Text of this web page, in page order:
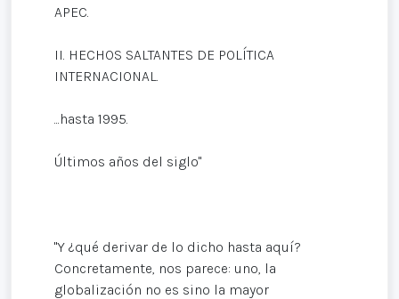
APEC.
II. HECHOS SALTANTES DE POLÍTICA
INTERNACIONAL.
...hasta 1995.
Últimos años del siglo"
"Y ¿qué derivar de lo dicho hasta aquí?
Concretamente, nos parece: uno, la
globalización no es sino la mayor